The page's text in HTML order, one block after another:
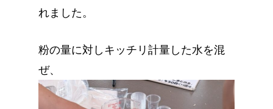
れました。
粉の量に対しキッチリ計量した水を混
ぜ、